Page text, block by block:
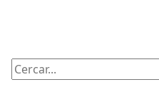
Cercar: